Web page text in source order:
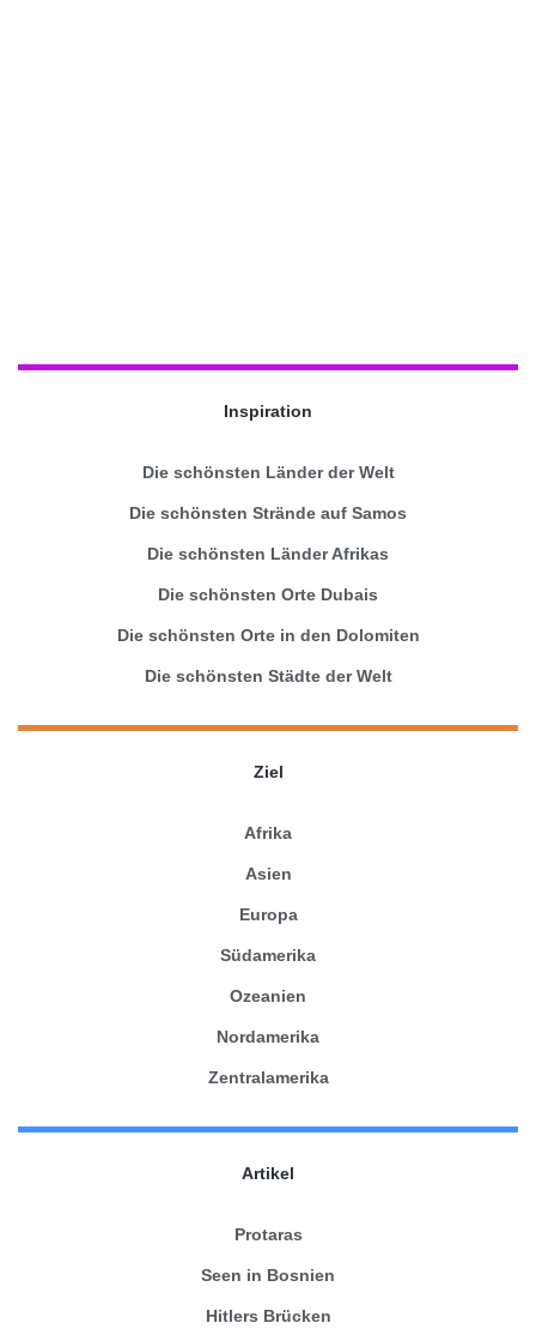
Inspiration
Die schönsten Länder der Welt
Die schönsten Strände auf Samos
Die schönsten Länder Afrikas
Die schönsten Orte Dubais
Die schönsten Orte in den Dolomiten
Die schönsten Städte der Welt
Ziel
Afrika
Asien
Europa
Südamerika
Ozeanien
Nordamerika
Zentralamerika
Artikel
Protaras
Seen in Bosnien
Hitlers Brücken